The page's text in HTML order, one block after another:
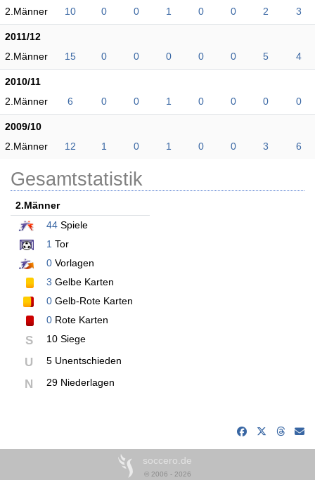
2.Männer
10 0 0 1 0 0 2 3
2011/12
2.Männer
15 0 0 0 0 0 5 4
2010/11
2.Männer
6 0 0 1 0 0 0 0
2009/10
2.Männer
12 1 0 1 0 0 3 6
Gesamtstatistik
2.Männer
44 Spiele
1 Tor
0 Vorlagen
3 Gelbe Karten
0 Gelb-Rote Karten
0 Rote Karten
S 10 Siege
U 5 Unentschieden
N 29 Niederlagen
soccero.de
© 2006 - 2026